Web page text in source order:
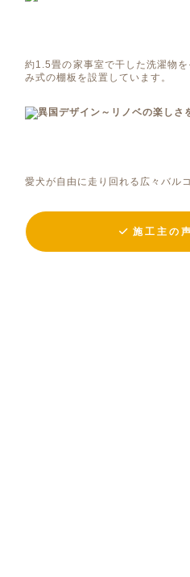
約1.5畳の家事室で干した洗濯物
み式の棚板を設置しています。
愛犬が自由に走り回れる広々バル
施工主の